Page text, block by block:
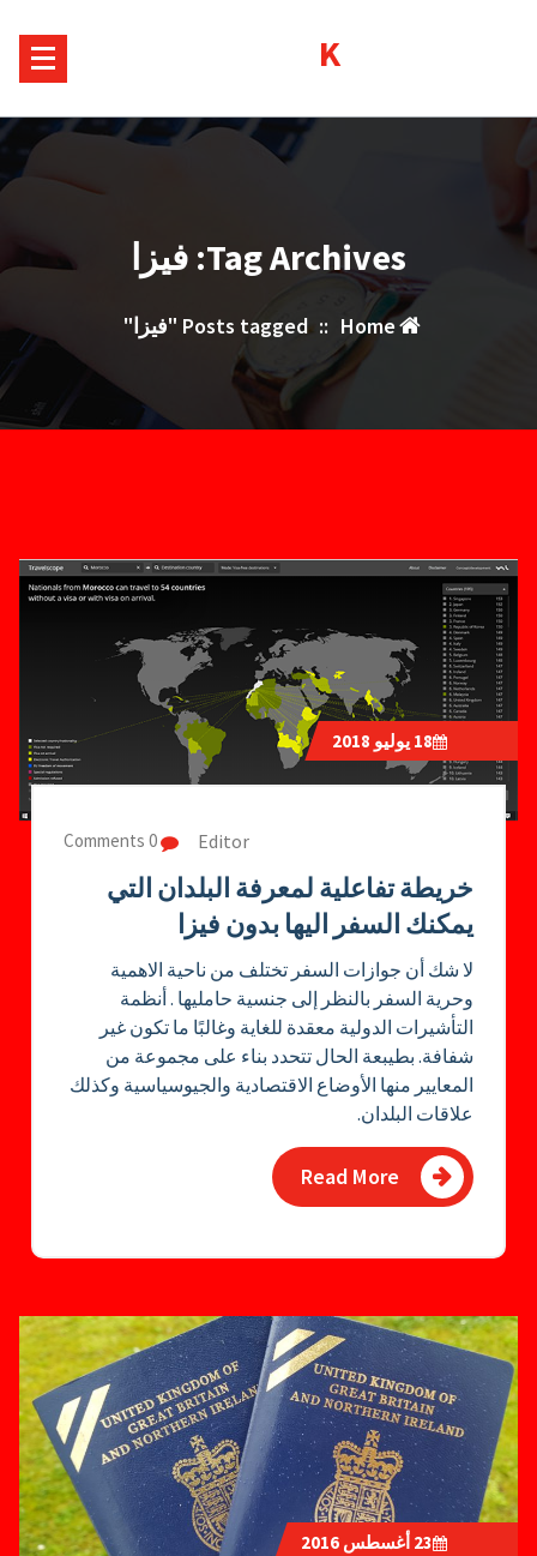
Tag Archives: فيزا
Home
:: Posts tagged "فيزا"
18يوليو 2018
Editor
0 Comments
خريطة تفاعلية لمعرفة البلدان التي
يمكنك السفر اليها بدون فيزا
لا شك أن جوازات السفر تختلف من ناحية الاهمية
وحرية السفر بالنظر إلى جنسية حامليها . أنظمة
التأشيرات الدولية معقدة للغاية وغالبًا ما تكون غير
شفافة. بطيبعة الحال تتحدد بناء على مجموعة من
المعايير منها الأوضاع الاقتصادية والجيوسياسية وكذلك
علاقات البلدان.
Read More
23أغسطس 2016